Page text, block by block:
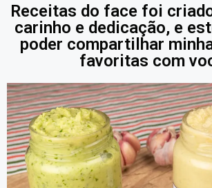
Receitas do face foi
carinho e dedicação, e
poder compartilhar
favoritas com